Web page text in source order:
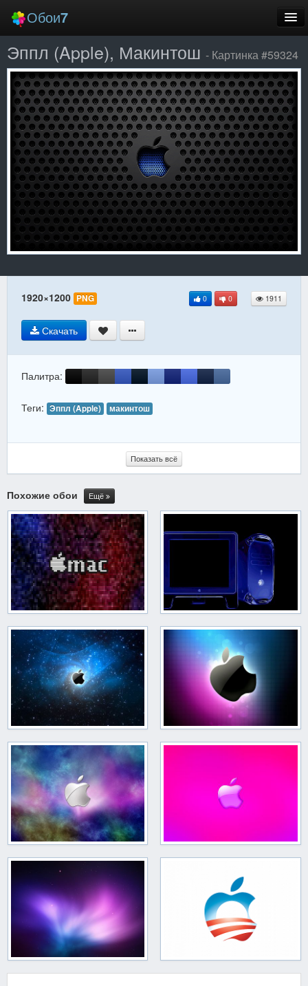
Обои7
Новые
Лучшие
Случайные
Заставки
Еще
Вход
Эппл (Apple), Макинтош - Картинка #59324
1920×1200 PNG 0 0 1911
Скачать
Палитра:
Теги: Эппл (Apple) макинтош
Показать всё
Похожие обои Ещё